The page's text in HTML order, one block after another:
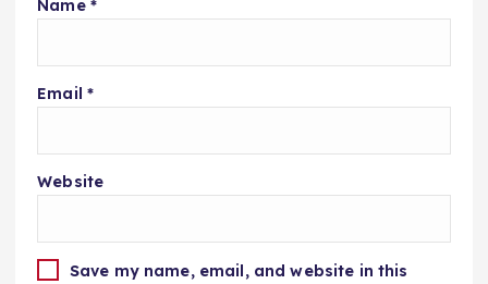
Name *
Email *
Website
Save my name, email, and website in this